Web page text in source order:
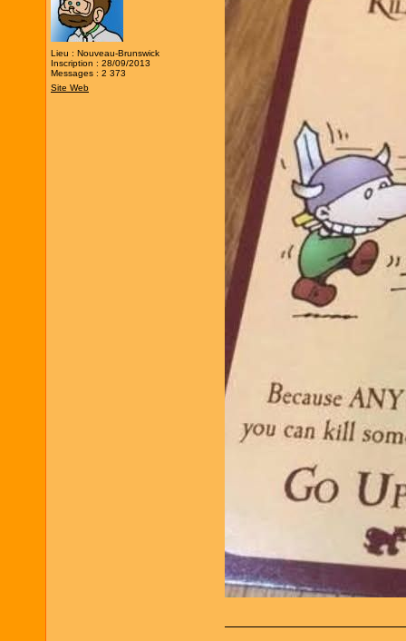
Lieu : Nouveau-Brunswick
Inscription : 28/09/2013
Messages : 2 373
Site Web